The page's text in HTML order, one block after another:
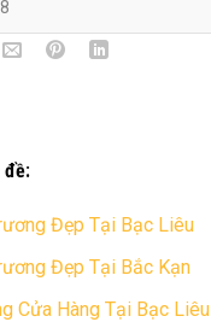
đề:
Đẹp Tại Bạc Liêu
Đẹp Tại Bắc Kạn
Cửa Hàng Tại Bạc Liêu